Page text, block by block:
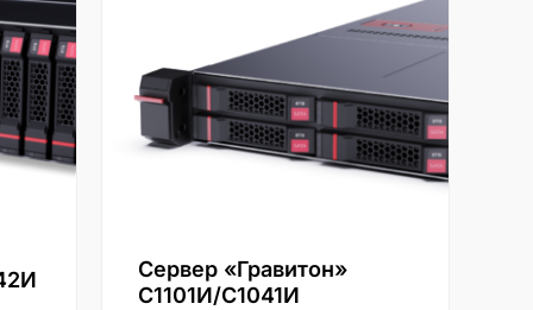
Сервер «Гравитон»
С1101И/С1041И